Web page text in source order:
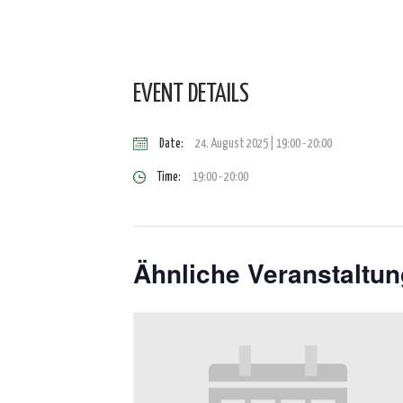
EVENT DETAILS
Date: 24. August 2025 | 19:00-20:00
Time: 19:00 - 20:00
Ähnliche